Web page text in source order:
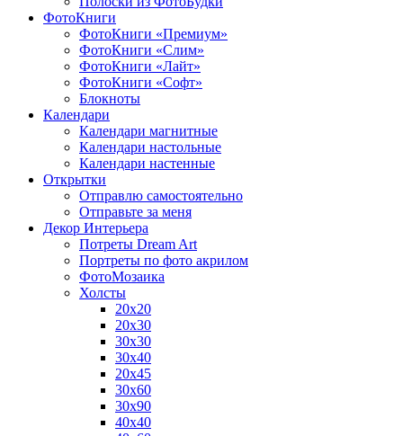
ФотоКниги
ФотоКниги «Премиум»
ФотоКниги «Слим»
ФотоКниги «Лайт»
ФотоКниги «Софт»
Блокноты
Календари
Календари магнитные
Календари настольные
Календари настенные
Открытки
Отправлю самостоятельно
Отправьте за меня
Декор Интерьера
Потреты Dream Art
Портреты по фото акрилом
ФотоМозаика
Холсты
20х20
20х30
30х30
30х40
20х45
30х60
30х90
40х40